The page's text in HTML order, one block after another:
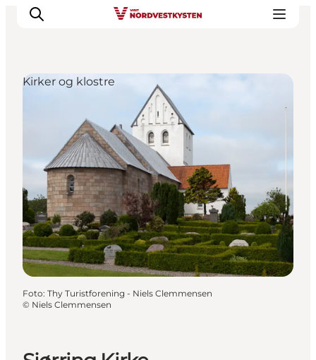
Feriesteder
Inspiration
Handicapvenlig ferie
Events
Overnatning
Planlæg din ferie
Kirker og klostre
Foto: Thy Turistforening - Niels Clemmensen
© Niels Clemmensen